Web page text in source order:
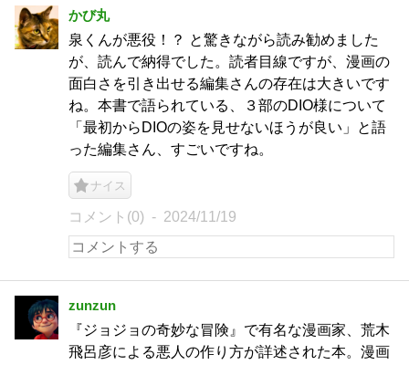
かび丸
泉くんが悪役！？ と驚きながら読み勧めました
が、読んで納得でした。読者目線ですが、漫画の
面白さを引き出せる編集さんの存在は大きいです
ね。本書で語られている、３部のDIO様について
「最初からDIOの姿を見せないほうが良い」と語
った編集さん、すごいですね。
ナイス
コメント(0) 2024/11/19
zunzun
『ジョジョの奇妙な冒険』で有名な漫画家、荒木
飛呂彦による悪人の作り方が詳述された本。漫画